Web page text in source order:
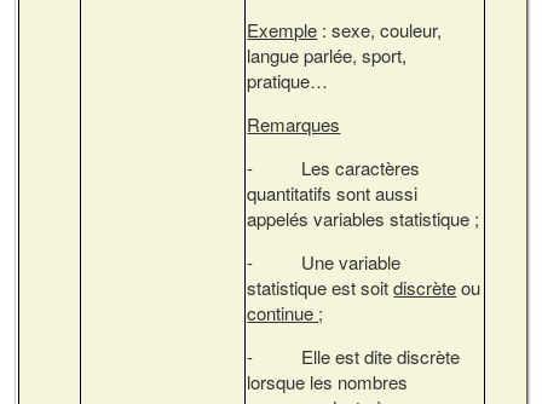
Exemple : sexe, couleur,
langue parlée, sport,
pratique…
Remarques
- Les caractères
quantitatifs sont aussi
appelés variables statistique ;
- Une variable
statistique est soitdiscrèteou
continue ;
- Elle est dite discrète
lorsque les nombres